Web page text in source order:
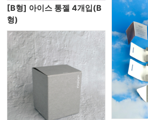
[B형] 아이스 통젤 4개입(B
형)